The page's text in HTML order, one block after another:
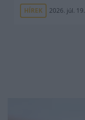
HÍREK 2026. júl. 19.